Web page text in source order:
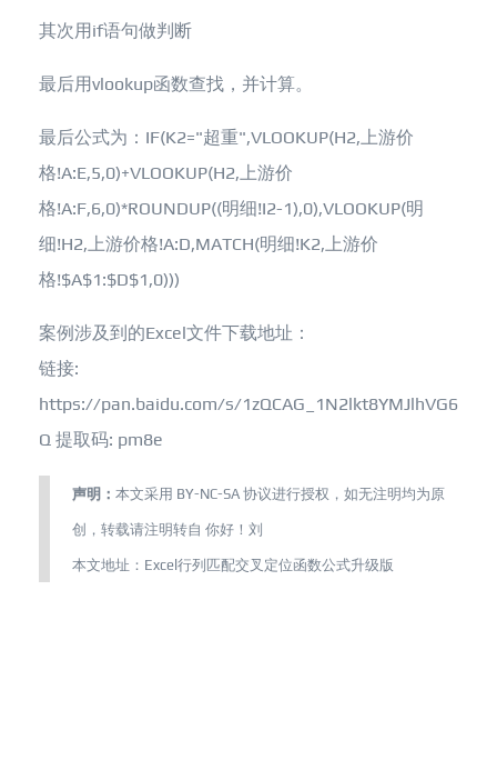
其次用if语句做判断
最后用vlookup函数查找，并计算。
最后公式为：IF(K2="超重",VLOOKUP(H2,上游价
格!A:E,5,0)+VLOOKUP(H2,上游价
格!A:F,6,0)*ROUNDUP((明细!I2-1),0),VLOOKUP(明
细!H2,上游价格!A:D,MATCH(明细!K2,上游价
格!$A$1:$D$1,0)))
案例涉及到的Excel文件下载地址：
链接:
https://pan.baidu.com/s/1zQCAG_1N2lkt8YMJlhVG6
Q 提取码: pm8e
声明： 本文采用 BY-NC-SA 协议进行授权，如无注明均为原
创，转载请注明转自 你好！刘
本文地址： Excel行列匹配交叉定位函数公式升级版